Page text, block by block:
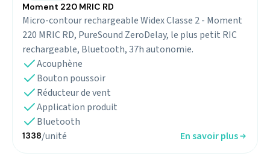
Moment 220 MRIC RD
Micro-contour rechargeable Widex Classe 2 - Moment
220 MRIC RD, PureSound ZeroDelay, le plus petit RIC
rechargeable, Bluetooth, 37h autonomie.
Acouphène
Bouton poussoir
Réducteur de vent
Application produit
Bluetooth
1338/unité En savoir plus